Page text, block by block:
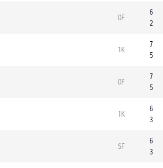
OF
6
2
1K
7
5
OF
7
5
1K
6
3
SF
6
3